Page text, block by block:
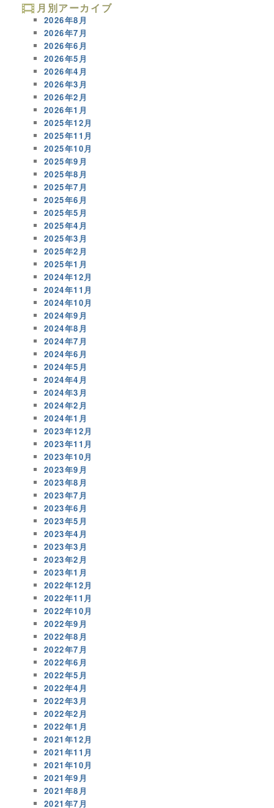
月別アーカイブ
2026年8月
2026年7月
2026年6月
2026年5月
2026年4月
2026年3月
2026年2月
2026年1月
2025年12月
2025年11月
2025年10月
2025年9月
2025年8月
2025年7月
2025年6月
2025年5月
2025年4月
2025年3月
2025年2月
2025年1月
2024年12月
2024年11月
2024年10月
2024年9月
2024年8月
2024年7月
2024年6月
2024年5月
2024年4月
2024年3月
2024年2月
2024年1月
2023年12月
2023年11月
2023年10月
2023年9月
2023年8月
2023年7月
2023年6月
2023年5月
2023年4月
2023年3月
2023年2月
2023年1月
2022年12月
2022年11月
2022年10月
2022年9月
2022年8月
2022年7月
2022年6月
2022年5月
2022年4月
2022年3月
2022年2月
2022年1月
2021年12月
2021年11月
2021年10月
2021年9月
2021年8月
2021年7月